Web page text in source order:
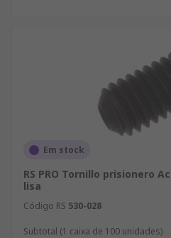
Em stock
RS PRO Tornillo prisionero
lisa
Código RS 530-028
Subtotal (1 caixa de 100 unidades)